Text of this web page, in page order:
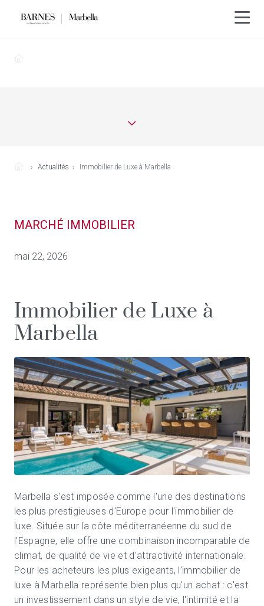
Actualités Immobilier de Luxe à Marbella
MARCHÉ IMMOBILIER
mai 22, 2026
Immobilier de Luxe à
Marbella
Marbella s'est imposée comme l'une des destinations
les plus prestigieuses d'Europe pour l'immobilier de
luxe. Située sur la côte méditerranéenne du sud de
l'Espagne, elle offre une combinaison incomparable de
climat, de qualité de vie et d'attractivité internationale.
Pour les acheteurs les plus exigeants, l'immobilier de
luxe à Marbella représente bien plus qu'un achat : c'est
un investissement dans un style de vie, l'intimité et la